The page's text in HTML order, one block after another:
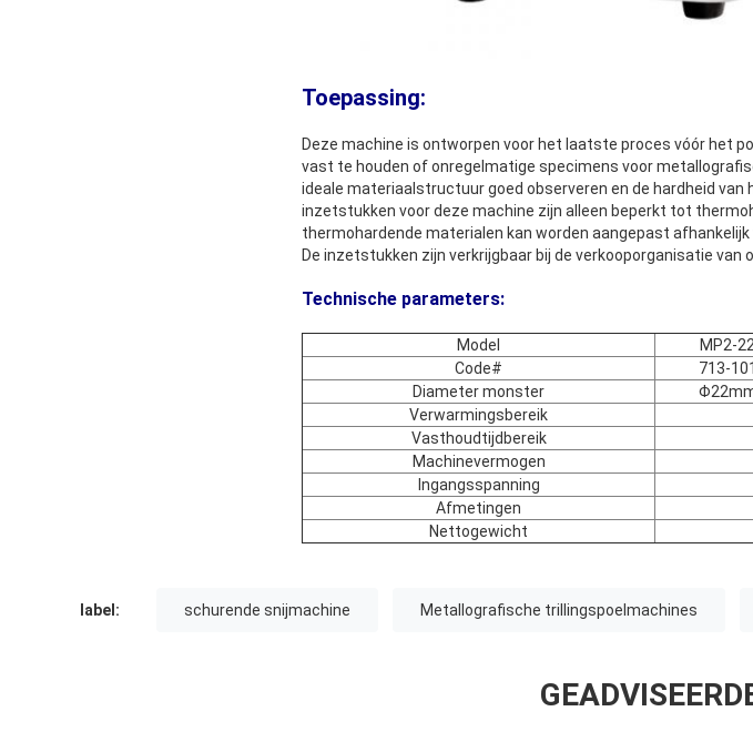
Toepassing:
Deze machine is ontworpen voor het laatste proces vóór het
vast te houden of onregelmatige specimens voor
ideale materiaalstructuur goed observeren en de hardheid
inzetstukken voor deze machine zijn alleen beperkt tot
thermohardende materialen kan worden aangepast afhankelijk
De inzetstukken zijn verkrijgbaar bij de verkooporganisatie van
Technische parameters:
Model MP2-22
Code#
713-101
Diameter monster
Verwarmingsbereik
Vasthoudtijdbereik
Machinevermogen
Ingangsspanning
Afmetingen
Nettogewicht
label: schurende snijmachine Metallografische trillingspoelmachines